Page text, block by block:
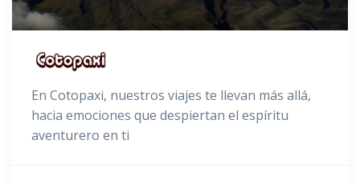
En Cotopaxi, nuestros viajes te llevan más allá,
hacia emociones que despiertan el espíritu
aventurero en ti